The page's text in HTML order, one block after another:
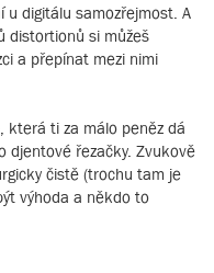
u digitálu samozřejmost. A
distortionů si můžeš
a přepínat mezi nimi
která ti za málo peněz dá
djentové řezačky. Zvukově
čistě (trochu tam je
výhoda a někdo to